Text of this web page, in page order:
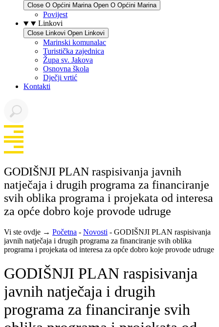
Close O Općini Marina Open O Općini Marina
Povijest
Linkovi
Close Linkovi Open Linkovi
Marinski komunalac
Turistička zajednica
Župa sv. Jakova
Osnovna škola
Dječji vrtić
Kontakti
GODIŠNJI PLAN raspisivanja javnih
natječaja i drugih programa za financiranje
svih oblika programa i projekata od interesa
za opće dobro koje provode udruge
Vi ste ovdje → Početna - Novosti - GODIŠNJI PLAN raspisivanja
javnih natječaja i drugih programa za financiranje svih oblika
programa i projekata od interesa za opće dobro koje provode udruge
GODIŠNJI PLAN raspisivanja
javnih natječaja i drugih
programa za financiranje svih